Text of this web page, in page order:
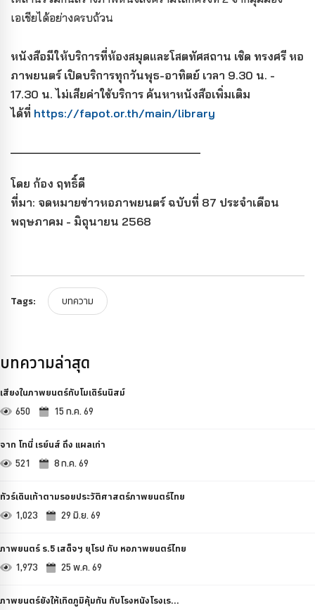
เอเชียได้อย่างครบถ้วน
หนังสือมีให้บริการที่ห้องสมุดและโสตทัศสถาน เชิด ทรงศรี หอ
ภาพยนตร์ เปิดบริการทุกวันพุธ-อาทิตย์ เวลา 9.30 น. -
17.30 น. ไม่เสียค่าใช้บริการ ค้นหาหนังสือเพิ่มเติม
ได้ที่ https://fapot.or.th/main/library
โดย ก้อง ฤทธิ์ดี
ที่มา: จดหมายข่าวหอภาพยนตร์ ฉบับที่ 87 ประจำเดือน
พฤษภาคม - มิถุนายน 2568
Tags: บทความ
บทความล่าสุด
เสียงในภาพยนตร์กับโมเดิร์นนิสม์
650 15 ก.ค. 69
จาก โทนี่ เรย์นส์ ถึง แผลเก่า
521 8 ก.ค. 69
ทัวร์เดินเท้าตามรอยประวัติศาสตร์ภาพยนตร์ไทย
1,023 29 มิ.ย. 69
ภาพยนตร์ ร.5 เสด็จฯ ยุโรป กับ หอภาพยนตร์ไทย
1,973 25 พ.ค. 69
ภาพยนตร์ยังให้เกิดภูมิคุ้มกัน กับโรงหนังโรงเร...